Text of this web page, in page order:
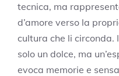
tecnica, ma
d’amore verso la
cultura che li circonda.
solo un dolce, ma
evoca memorie e